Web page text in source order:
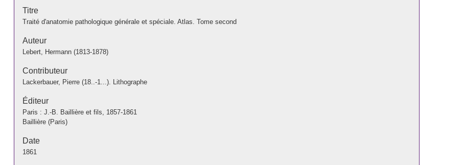
Titre
Traité d'anatomie pathologique générale et spéciale. Atlas. Tome second
Auteur
Lebert, Hermann (1813-1878)
Contributeur
Lackerbauer, Pierre (18..-1...). Lithographe
Éditeur
Paris : J.-B. Baillière et fils, 1857-1861
Baillière (Paris)
Date
1861